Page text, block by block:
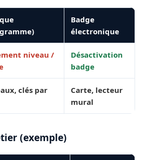
Badge
électronique
niveau /
Désactivation
badge
clés par
Carte, lecteur
mural
(exemple)